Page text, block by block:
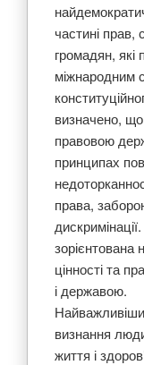
частині прав,
громадян, які
міжнародним
визначено,
правовою
принципах
права,
зорієнтована
цінності та
і державою.
визнання
життя і